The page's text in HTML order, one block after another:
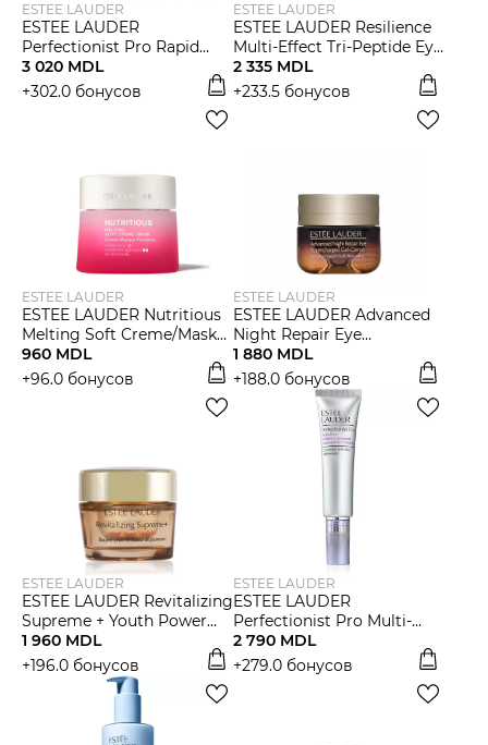
ESTEE LAUDER
ESTEE LAUDER
Perfectionist Pro Rapid
Lifting Serum Сыворотка
для лица
3 020 MDL
+302.0 бонусов
ESTEE LAUDER
ESTEE LAUDER Resilience
Multi-Effect Tri-Peptide Eye
Creme Крем для глаз
2 335 MDL
+233.5 бонусов
ESTEE LAUDER
ESTEE LAUDER Nutritious
Melting Soft Creme/Mask
Крем для лица
960 MDL
+96.0 бонусов
ESTEE LAUDER
ESTEE LAUDER Advanced
Night Repair Eye
Supercharged Gel Creme
Kрем для глаз
1 880 MDL
+188.0 бонусов
ESTEE LAUDER
ESTEE LAUDER Revitalizing
Supreme + Youth Power
Eye Balm
Омолаживающий
бальзам для области глаз
1 960 MDL
+196.0 бонусов
ESTEE LAUDER
ESTEE LAUDER
Perfectionist Pro Multi-
Zone Wrinkle Concentrate
with Niacinamide +
Chlorella сыворотка
2 790 MDL
+279.0 бонусов